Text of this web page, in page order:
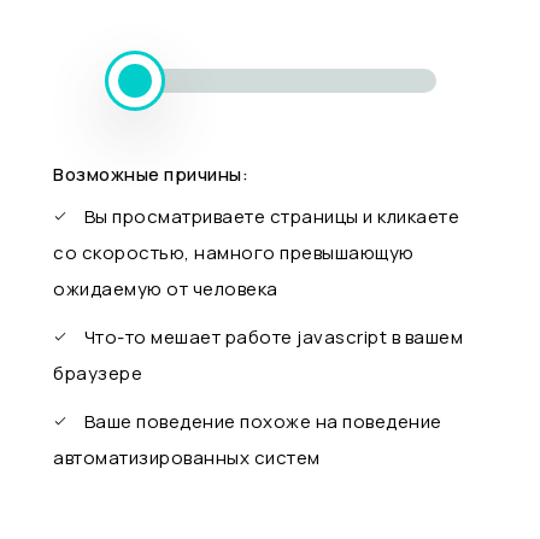
Возможные причины:
Вы просматриваете страницы и кликаете
со скоростью, намного превышающую
ожидаемую от человека
Что-то мешает работе javascript в вашем
браузере
Ваше поведение похоже на поведение
автоматизированных систем